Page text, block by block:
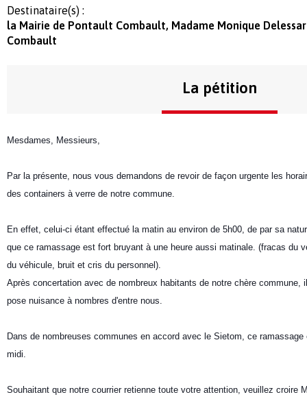
Destinataire(s) :
la Mairie de Pontault Combault, Madame Monique
Combault
La pétition
Mesdames, Messieurs,
Par la présente, nous vous demandons de revoir de façon urgente les
des containers à verre de notre commune.
En effet, celui-ci étant effectué la matin au environ de 5h00, de par sa
que ce ramassage est fort bruyant à une heure aussi matinale. (fracas du
du véhicule, bruit et cris du personnel).
Après concertation avec de nombreux habitants de notre chère commune,
pose nuisance à nombres d'entre nous.
Dans de nombreuses communes en accord avec le Sietom, ce
midi.
Souhaitant que notre courrier retienne toute votre attention, veuillez croire